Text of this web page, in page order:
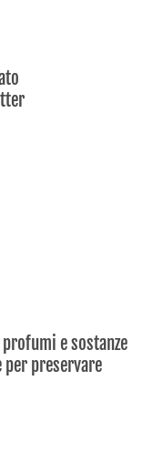
e sostanze
per preservare